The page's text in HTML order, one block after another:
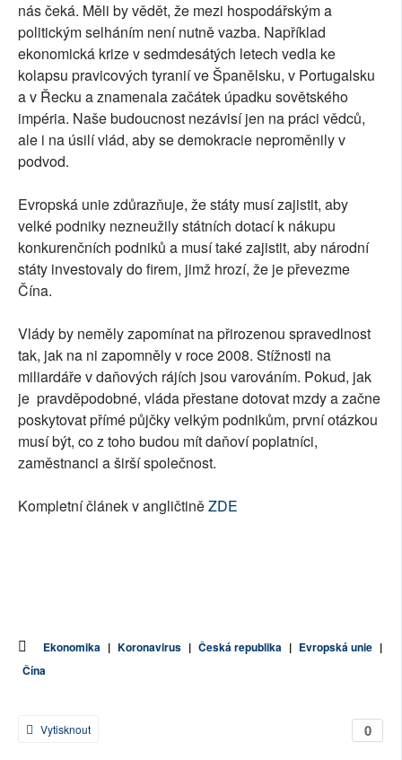
nás čeká. Měli by vědět, že mezi hospodářským a
politickým selháním není nutně vazba. Například
ekonomická krize v sedmdesátých letech vedla ke
kolapsu pravicových tyranií ve Španělsku, v Portugalsku
a v Řecku a znamenala začátek úpadku sovětského
impéria. Naše budoucnost nezávisí jen na práci vědců,
ale i na úsilí vlád, aby se demokracie neproměnily v
podvod.
Evropská unie zdůrazňuje, že státy musí zajistit, aby
velké podniky nezneužily státních dotací k nákupu
konkurenčních podniků a musí také zajistit, aby národní
státy investovaly do firem, jimž hrozí, že je převezme
Čína.
Vlády by neměly zapomínat na přirozenou spravedlnost
tak, jak na ni zapomněly v roce 2008. Stížnosti na
miliardáře v daňových rájích jsou varováním. Pokud, jak
je pravděpodobné, vláda přestane dotovat mzdy a začne
poskytovat přímé půjčky velkým podnikům, první otázkou
musí být, co z toho budou mít daňoví poplatníci,
zaměstnanci a širší společnost.
Kompletní článek v angličtiněZDE
Ekonomika | Koronavirus | Česká republika | Evropská unie |
Čína
0
Vytisknout